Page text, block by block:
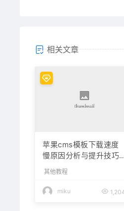
相关文章
苹果cms模板下载速度
慢原因分析与提升技巧
指南苹果cms
其他教程
miku